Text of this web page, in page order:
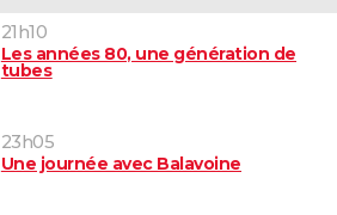
21h10
Les années 80, une génération de
tubes
23h05
Une journée avec Balavoine